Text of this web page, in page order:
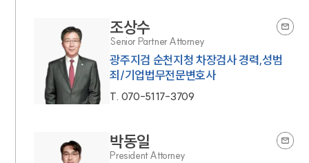
조상수
Senior Partner Attorney
광주지검 순천지청 차장검사 경력,성범
죄/기업법무전문변호사
T. 070-5117-3709
박동일
President Attorney